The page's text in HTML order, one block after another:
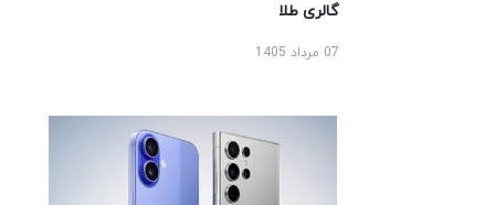
گالری طلا
07 مرداد 1405